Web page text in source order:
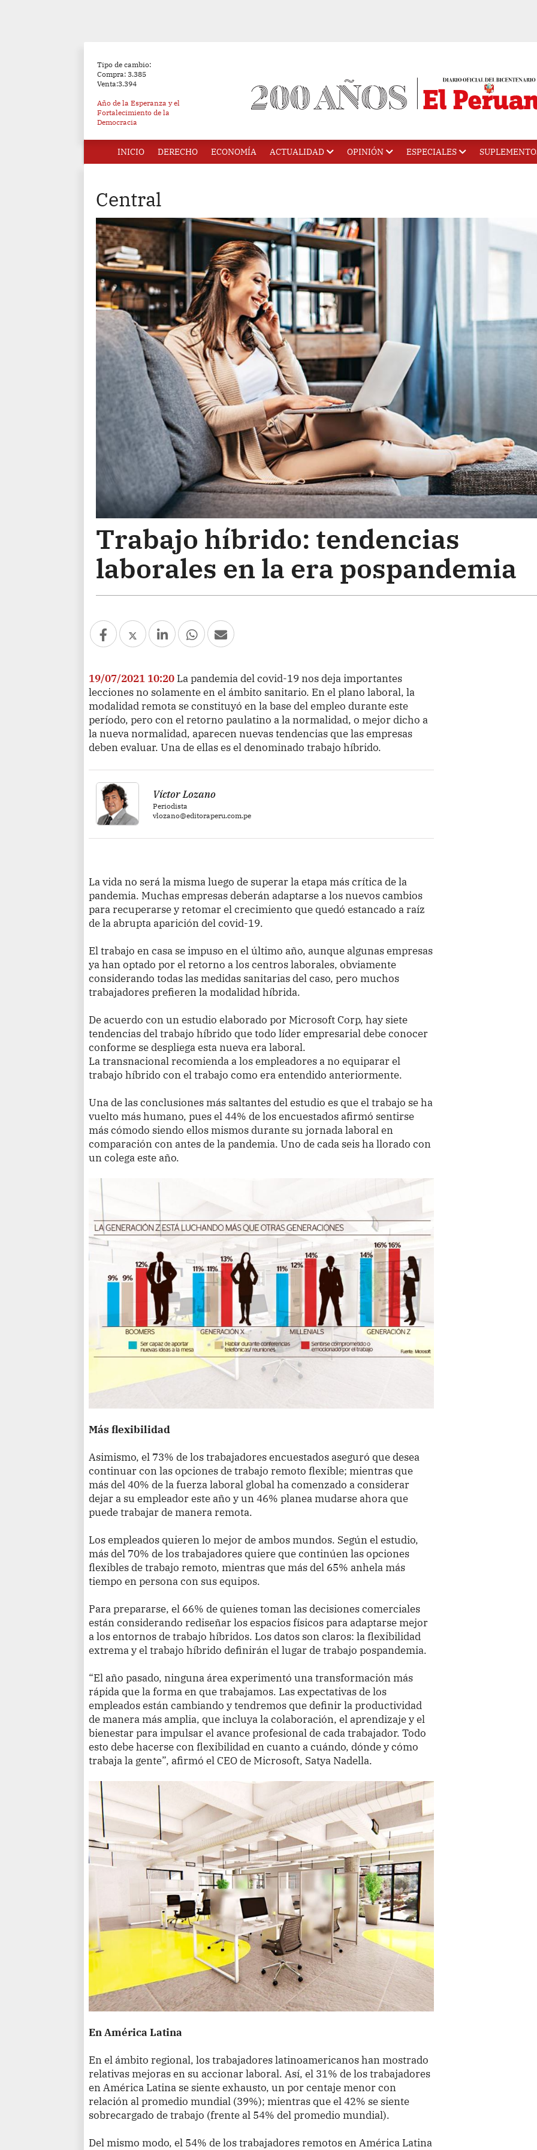
Tipo de cambio:
Compra: 3.385
Venta:3.394
Año de la Esperanza y el
Fortalecimiento de la
Democracia
INICIO DERECHO ECONOMÍA ACTUALIDAD OPINIÓN ESPECIALES
Central
Trabajo híbrido: tendencias
laborales en la era pospandemia
19/07/2021 10:20 La pandemia del covid-19 nos deja importantes
lecciones no solamente en el ámbito sanitario. En el plano laboral, la
modalidad remota se constituyó en la base del empleo durante este
período, pero con el retorno paulatino a la normalidad, o mejor dicho a
la nueva normalidad, aparecen nuevas tendencias que las empresas
deben evaluar. Una de ellas es el denominado trabajo híbrido.
Víctor Lozano
Periodista
vlozano@editoraperu.com.pe
La vida no será la misma luego de superar la etapa más crítica de la
pandemia. Muchas empresas deberán adaptarse a los nuevos cambios
para recuperarse y retomar el crecimiento que quedó estancado a raíz
de la abrupta aparición del covid-19.
El trabajo en casa se impuso en el último año, aunque algunas empresas
ya han optado por el retorno a los centros laborales, obviamente
considerando todas las medidas sanitarias del caso, pero muchos
trabajadores prefieren la modalidad híbrida.
De acuerdo con un estudio elaborado por Microsoft Corp, hay siete
tendencias del trabajo híbrido que todo líder empresarial debe conocer
conforme se despliega esta nueva era laboral.
La transnacional recomienda a los empleadores a no equiparar el
trabajo híbrido con el trabajo como era entendido anteriormente.
Una de las conclusiones más saltantes del estudio es que el trabajo se ha
vuelto más humano, pues el 44% de los encuestados afirmó sentirse
más cómodo siendo ellos mismos durante su jornada laboral en
comparación con antes de la pandemia. Uno de cada seis ha llorado con
un colega este año.
Más flexibilidad
Asimismo, el 73% de los trabajadores encuestados aseguró que desea
continuar con las opciones de trabajo remoto flexible; mientras que
más del 40% de la fuerza laboral global ha comenzado a considerar
dejar a su empleador este año y un 46% planea mudarse ahora que
puede trabajar de manera remota.
Los empleados quieren lo mejor de ambos mundos. Según el estudio,
más del 70% de los trabajadores quiere que continúen las opciones
flexibles de trabajo remoto, mientras que más del 65% anhela más
tiempo en persona con sus equipos.
Para prepararse, el 66% de quienes toman las decisiones comerciales
están considerando rediseñar los espacios físicos para adaptarse mejor
a los entornos de trabajo híbridos. Los datos son claros: la flexibilidad
extrema y el trabajo híbrido definirán el lugar de trabajo pospandemia.
“El año pasado, ninguna área experimentó una transformación más
rápida que la forma en que trabajamos. Las expectativas de los
empleados están cambiando y tendremos que definir la productividad
de manera más amplia, que incluya la colaboración, el aprendizaje y el
bienestar para impulsar el avance profesional de cada trabajador. Todo
esto debe hacerse con flexibilidad en cuanto a cuándo, dónde y cómo
trabaja la gente”, afirmó el CEO de Microsoft, Satya Nadella.
En América Latina
En el ámbito regional, los trabajadores latinoamericanos han mostrado
relativas mejoras en su accionar laboral. Así, el 31% de los trabajadores
en América Latina se siente exhausto, un por centaje menor con
relación al promedio mundial (39%); mientras que el 42% se siente
sobrecargado de trabajo (frente al 54% del promedio mundial).
Del mismo modo, el 54% de los trabajadores remotos en América Latina